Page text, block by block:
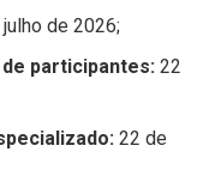
de 2026;
participantes: 22
22 de